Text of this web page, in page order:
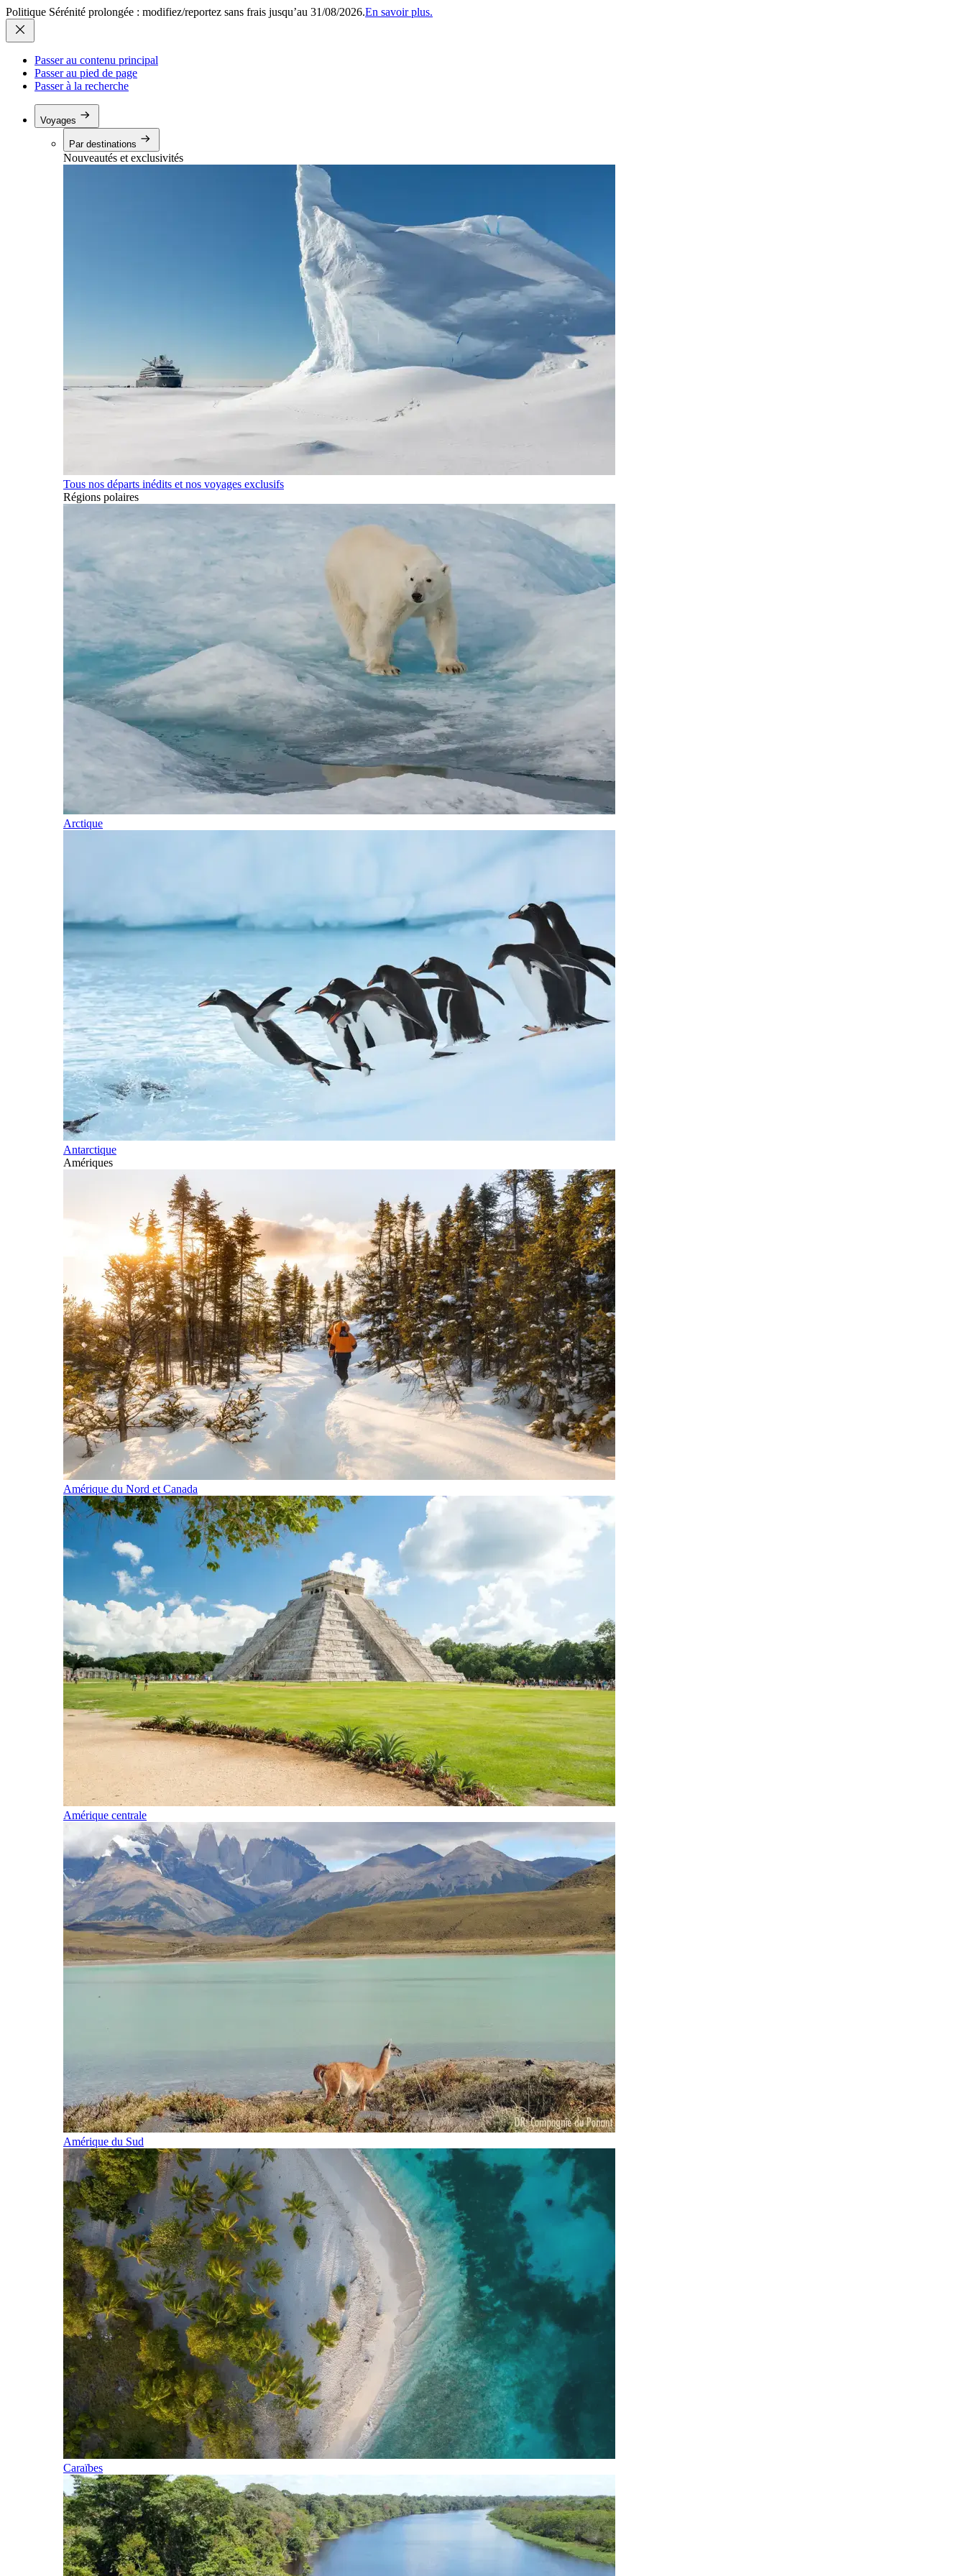
Politique Sérénité prolongée : modifiez/reportez sans frais jusqu’au 31/08/2026.En savoir plus.
Passer au contenu principal
Passer au pied de page
Passer à la recherche
Voyages
Par destinations
Nouveautés et exclusivités
Tous nos départs inédits et nos voyages exclusifs
Régions polaires
Arctique
Antarctique
Amériques
Amérique du Nord et Canada
Amérique centrale
Amérique du Sud
Caraïbes